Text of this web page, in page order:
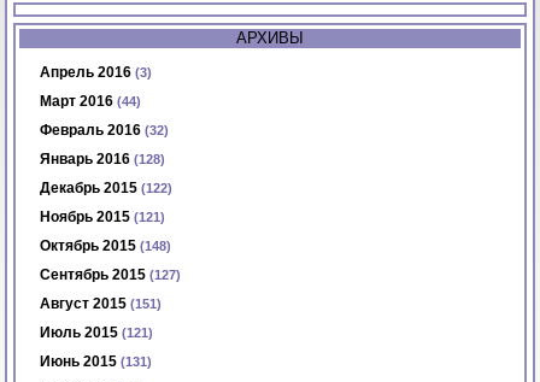
АРХИВЫ
Апрель 2016 (3)
Март 2016 (44)
Февраль 2016 (32)
Январь 2016 (128)
Декабрь 2015 (122)
Ноябрь 2015 (121)
Октябрь 2015 (148)
Сентябрь 2015 (127)
Август 2015 (151)
Июль 2015 (121)
Июнь 2015 (131)